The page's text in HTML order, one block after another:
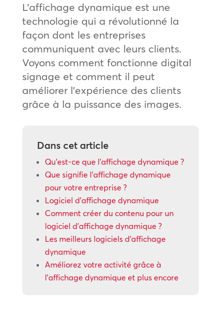
L’affichage dynamique est une
technologie qui a révolutionné la
façon dont les entreprises
communiquent avec leurs clients.
Voyons comment fonctionne digital
signage et comment il peut
améliorer l’expérience des clients
grâce à la puissance des images.
Dans cet article
Qu’est-ce que l’affichage dynamique ?
Que signifie l’affichage dynamique
pour votre entreprise ?
Logiciel d’affichage dynamique
Comment créer du contenu pour un
logiciel d’affichage dynamique ?
Les meilleurs logiciels d’affichage
dynamique
Améliorez votre activité grâce à
l’affichage dynamique et plus encore